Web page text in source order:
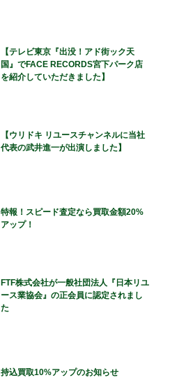
【テレビ東京『出没！アド街ック天
国』でFACE RECORDS宮下パーク店
を紹介していただきました】
【ウリドキ リユースチャンネルに当社
代表の武井進一が出演しました】
特報！スピード査定なら買取金額20%
アップ！
FTF株式会社が一般社団法人『日本リユ
ース業協会』の正会員に認定されまし
た
持込買取10%アップのお知らせ